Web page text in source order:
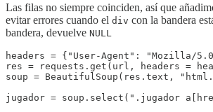
Las filas no siempre coinciden, así que
evitar errores cuando el div con la bandera
bandera, devuelve NULL
headers = {"User-Agent": "Mozilla/
res = requests.get(url, headers =
soup = BeautifulSoup(res.text,
jugador = soup.select(".jugador